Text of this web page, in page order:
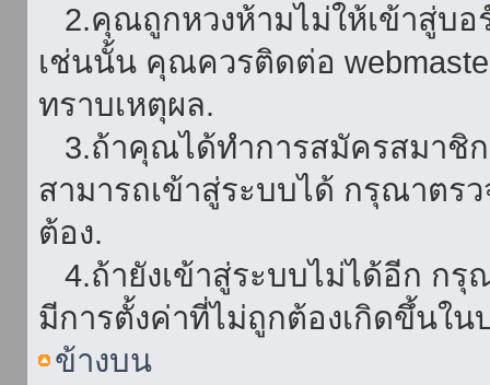
2.คุณถูกหวงห้ามไม่ให้เข้าสู่บอ
เช่นนั้น คุณควรติดต่อ
ทราบเหตุผล.
3.ถ้าคุณได้ทำการสมัครสมาชิ
สามารถเข้าสู่ระบบได้ กรุณาตร
ต้อง.
4.ถ้ายังเข้าสู่ระบบไม่ได้อีก กรุ
มีการตั้งค่าที่ไม่ถูกต้องเกิดขึ้นใน
ข้างบน